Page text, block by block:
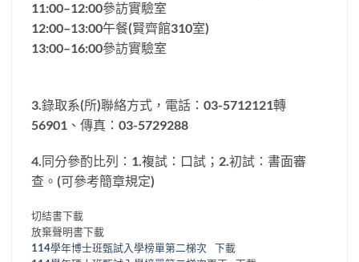
11:00–12:00參訪實驗室
12:00–13:00午餐(賢齊館310室)
13:00–16:00參訪實驗室
3.錄取系(所)聯絡方式，電話：03-5712121轉
56901、傳真：03-5729288
4.同分參酌比列：1.複試：口試；2.初試：書面審
查。(可參考簡章規定)
切結書下載
放棄聲明書下載
114學年博士班甄試入學榜單第二梯次
下載